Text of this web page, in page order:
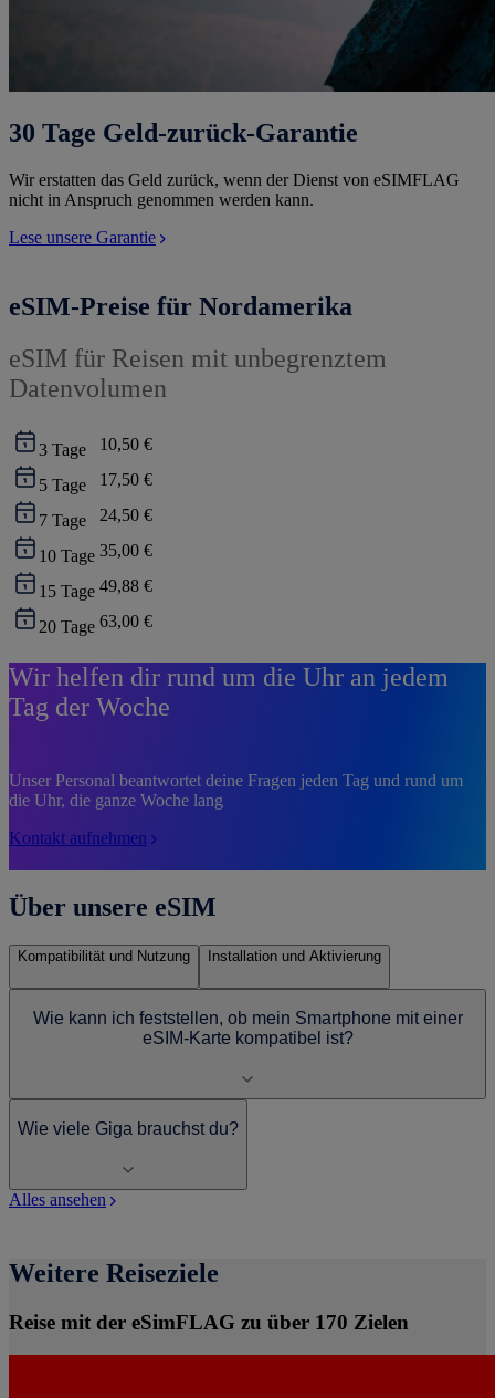
30 Tage Geld-zurück-Garantie
Wir erstatten das Geld zurück, wenn der Dienst von eSIMFLAG
nicht in Anspruch genommen werden kann.
Lese unsere Garantie
eSIM-Preise für Nordamerika
eSIM für Reisen mit unbegrenztem
Datenvolumen
3 Tage 10,50 €
5 Tage 17,50 €
7 Tage 24,50 €
10 Tage 35,00 €
15 Tage 49,88 €
20 Tage 63,00 €
Wir helfen dir rund um die Uhr an jedem
Tag der Woche
Unser Personal beantwortet deine Fragen jeden Tag und rund um
die Uhr, die ganze Woche lang
Kontakt aufnehmen
Über unsere eSIM
Kompatibilität und Nutzung Installation und Aktivierung
Wie kann ich feststellen, ob mein Smartphone mit einer
eSIM-Karte kompatibel ist?
Wie viele Giga brauchst du?
Alles ansehen
Weitere Reiseziele
Reise mit der eSimFLAG zu über 170 Zielen